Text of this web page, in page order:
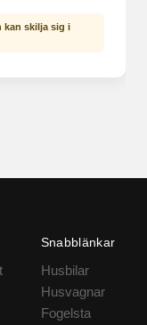
kan skilja sig i
Snabblänkar
Husbilar
Husvagnar
Fogelsta